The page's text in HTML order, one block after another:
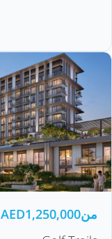
من AED1,250,000